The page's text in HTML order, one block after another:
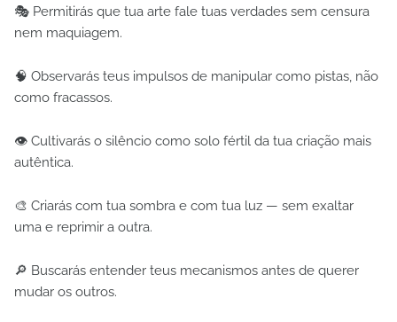
🎭 Permitirás que tua arte fale tuas verdades sem censura
nem maquiagem.
🧠 Observarás teus impulsos de manipular como pistas, não
como fracassos.
👁 Cultivarás o silêncio como solo fértil da tua criação mais
autêntica.
🎨 Criarás com tua sombra e com tua luz — sem exaltar
uma e reprimir a outra.
🔎 Buscarás entender teus mecanismos antes de querer
mudar os outros.